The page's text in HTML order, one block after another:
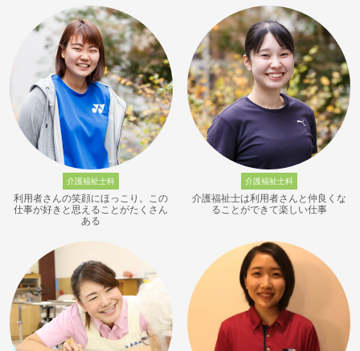
介護福祉士科
利用者さんの笑顔にほっこり。この
仕事が好きと思えることがたくさん
ある
介護福祉士科
介護福祉士は利用者さんと仲良くな
ることができて楽しい仕事